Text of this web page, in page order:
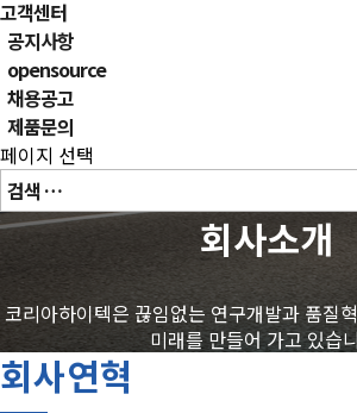
고객센터
공지사항
opensource
채용공고
제품문의
페이지 선택
회사소개
코리아하이텍은 끊임없는 연구개발과 품질
미래를 만들어 가고 있습
회사연혁